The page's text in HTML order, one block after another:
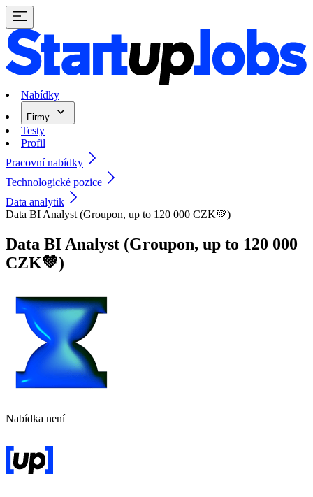
Nabídky
Firmy
Testy
Profil
Pracovní nabídky
Technologické pozice
Data analytik
Data BI Analyst (Groupon, up to 120 000 CZK💚)
Data BI Analyst (Groupon, up to 120 000
CZK💚)
Nabídka není